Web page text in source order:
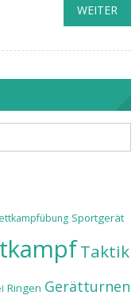
WEITER
Sportgerät
Taktik
Ringen Gerätturnen